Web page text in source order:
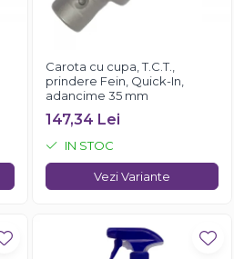
Carota cu cupa, T.C.T.,
prindere Fein, Quick-In,
adancime 35 mm
147,34 Lei
IN STOC
Vezi Variante